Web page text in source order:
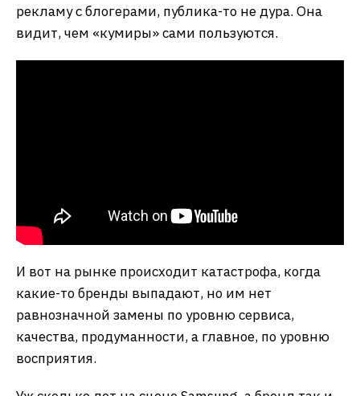
рекламу с блогерами, публика-то не дура. Она
видит, чем «кумиры» сами пользуются.
И вот на рынке происходит катастрофа, когда
какие-то бренды выпадают, но им нет
равнозначной замены по уровню сервиса,
качества, продуманности, а главное, по уровню
восприятия.